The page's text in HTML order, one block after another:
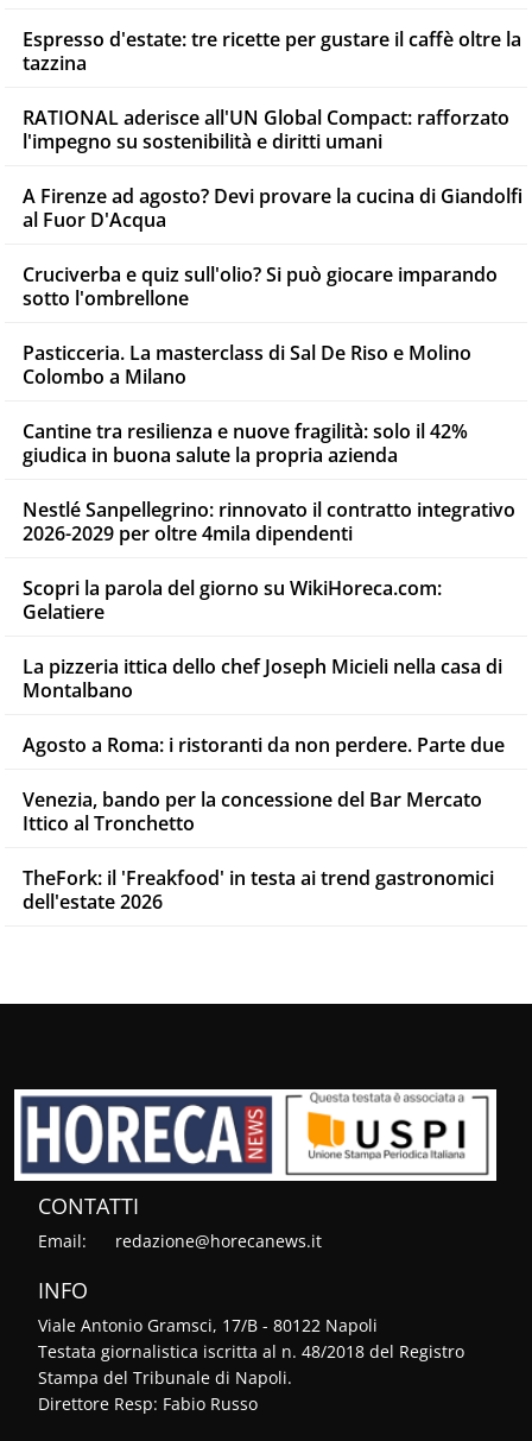
Espresso d'estate: tre ricette per gustare il caffè oltre la
tazzina
RATIONAL aderisce all'UN Global Compact: rafforzato
l'impegno su sostenibilità e diritti umani
A Firenze ad agosto? Devi provare la cucina di Giandolfi
al Fuor D'Acqua
Cruciverba e quiz sull'olio? Si può giocare imparando
sotto l'ombrellone
Pasticceria. La masterclass di Sal De Riso e Molino
Colombo a Milano
Cantine tra resilienza e nuove fragilità: solo il 42%
giudica in buona salute la propria azienda
Nestlé Sanpellegrino: rinnovato il contratto integrativo
2026-2029 per oltre 4mila dipendenti
Scopri la parola del giorno su WikiHoreca.com:
Gelatiere
La pizzeria ittica dello chef Joseph Micieli nella casa di
Montalbano
Agosto a Roma: i ristoranti da non perdere. Parte due
Venezia, bando per la concessione del Bar Mercato
Ittico al Tronchetto
TheFork: il 'Freakfood' in testa ai trend gastronomici
dell'estate 2026
CONTATTI
Email: redazione@horecanews.it
INFO
Viale Antonio Gramsci, 17/B - 80122 Napoli
Testata giornalistica iscritta al n. 48/2018 del Registro
Stampa del Tribunale di Napoli.
Direttore Resp: Fabio Russo